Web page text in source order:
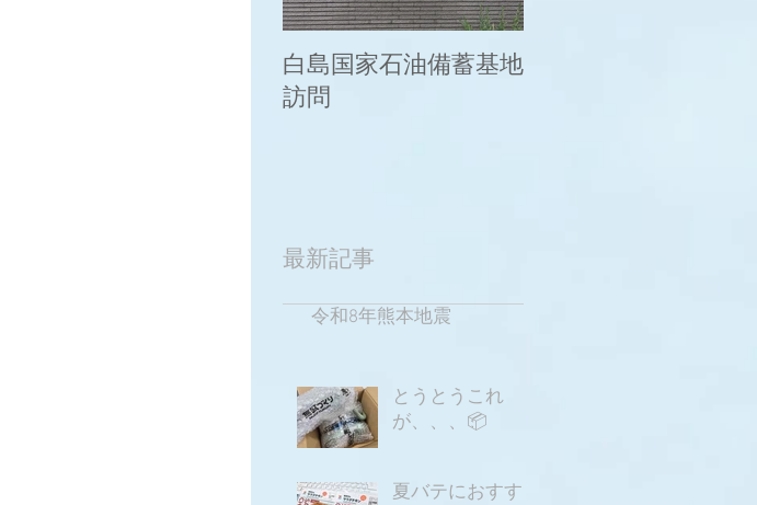
白島国家石油備蓄基地
訪問
最新記事
令和8年熊本地震
とうとうこれ
が、、、📦
夏バテにおすす